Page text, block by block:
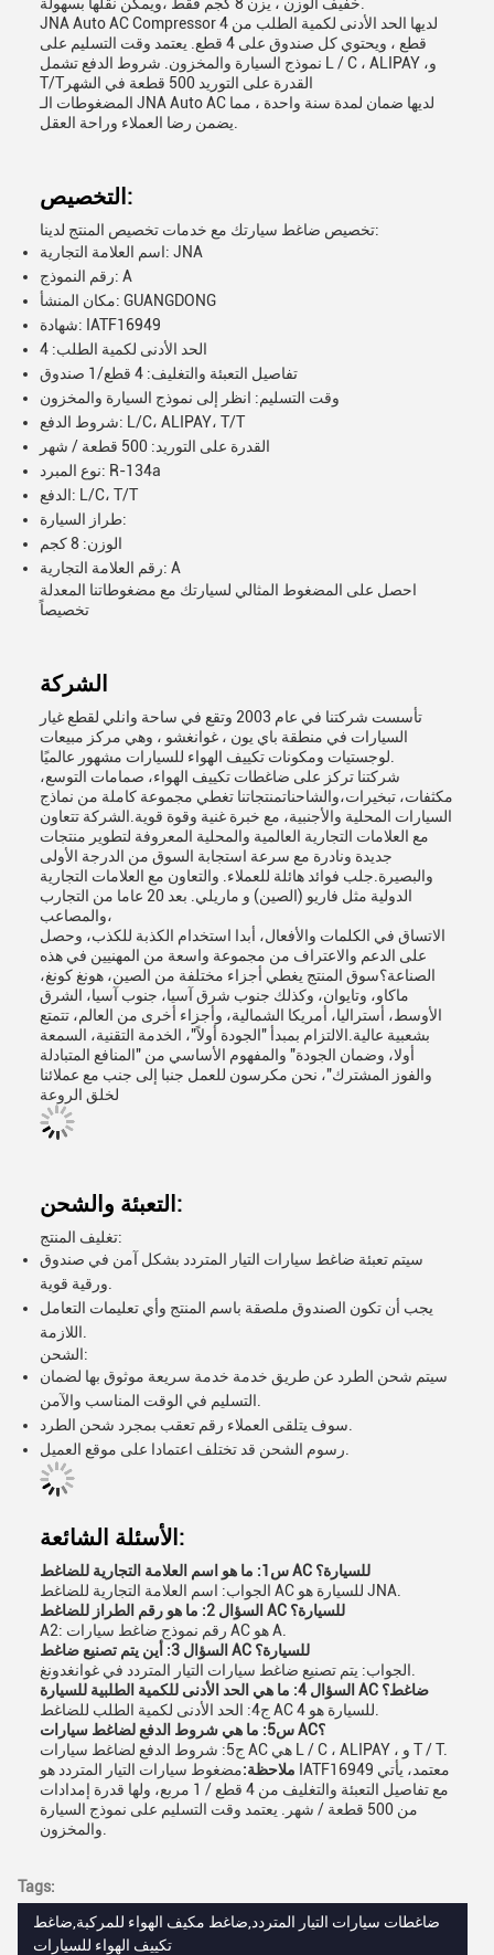
JNA Auto AC Compressor لديها الحد الأدنى لكمية الطلب من 4
قطع ، ويحتوي كل صندوق على 4 قطع. يعتمد وقت التسليم على
نموذج السيارة والمخزون. شروط الدفع تشمل L / C ، ALIPAY ،و
T/Tالقدرة على التوريد 500 قطعة في الشهر
المضغوطات الـ JNA Auto AC لديها ضمان لمدة سنة واحدة ، مما
التخصيص:
تخصيص ضاغط سيارتك مع خدمات تخصيص المنتج لدينا:
اسم العلامة التجارية: JNA
رقم النموذج: A
مكان المنشأ: GUANGDONG
شهادة: IATF16949
الحد الأدنى لكمية الطلب: 4
تفاصيل التعبئة والتغليف: 4 قطع/1 صندوق
وقت التسليم: انظر إلى نموذج السيارة والمخزون
شروط الدفع: L/C، ALIPAY، T/T
القدرة على التوريد: 500 قطعة / شهر
نوع المبرد: R-134a
الدفع: L/C، T/T
طراز السيارة:
الوزن: 8 كجم
رقم العلامة التجارية: A
احصل على المضغوط المثالي لسيارتك مع مضغوطاتنا المعدلة
تخصيصاً
الشركة
تأسست شركتنا في عام 2003 وتقع في ساحة وانلي لقطع غيار
السيارات في منطقة باي يون ، غوانغشو ، وهي مركز مبيعات
شركتنا تركز على ضاغطات تكييف الهواء، صمامات التوسع،
مكثفات، تبخيرات،والشاحناتمنتجاتنا تغطي مجموعة كاملة من نماذج
السيارات المحلية والأجنبية، مع خبرة غنية وقوة قوية.الشركة تتعاون
مع العلامات التجارية العالمية والمحلية المعروفة لتطوير منتجات
جديدة ونادرة مع سرعة استجابة السوق من الدرجة الأولى
والبصيرة.جلب فوائد هائلة للعملاء. والتعاون مع العلامات التجارية
الدولية مثل فاريو (الصين) و ماريلي. بعد 20 عاما من التجارب
والمصاعب،
الاتساق في الكلمات والأفعال، أبدا استخدام الكذبة للكذب، وحصل
على الدعم والاعتراف من مجموعة واسعة من المهنيين في هذه
الصناعة؟سوق المنتج يغطي أجزاء مختلفة من الصين، هونغ كونغ،
ماكاو، وتايوان، وكذلك جنوب شرق آسيا، جنوب آسيا، الشرق
الأوسط، أستراليا، أمريكا الشمالية، وأجزاء أخرى من العالم، تتمتع
بشعبية عالية.الالتزام بمبدأ "الجودة أولاً"، الخدمة التقنية، السمعة
أولا، وضمان الجودة" والمفهوم الأساسي من "المنافع المتبادلة
والفوز المشترك"، نحن مكرسون للعمل جنبا إلى جنب مع عملائنا
لخلق الروعة
التعبئة والشحن:
تغليف المنتج:
سيتم تعبئة ضاغط سيارات التيار المتردد بشكل آمن في صندوق
يجب أن تكون الصندوق ملصقة باسم المنتج وأي تعليمات التعامل
الشحن:
سيتم شحن الطرد عن طريق خدمة خدمة سريعة موثوق بها لضمان
الأسئلة الشائعة:
س1: ما هو اسم العلامة التجارية للضاغط AC للسيارة؟
الجواب: اسم العلامة التجارية للضاغط AC للسيارة هو JNA.
السؤال 2: ما هو رقم الطراز للضاغط AC للسيارة؟
A2: رقم نموذج ضاغط سيارات AC هو A.
السؤال 3: أين يتم تصنيع ضاغط AC للسيارة؟
السؤال 4: ما هي الحد الأدنى للكمية الطلبية للسيارة AC ضاغط؟
س5: ما هي شروط الدفع لضاغط سيارات AC؟
ج5: شروط الدفع لضاغط سيارات AC هي L / C ، ALIPAY ، و T / T.
ملاحظة:مضغوط سيارات التيار المتردد هو IATF16949 معتمد، يأتي
مع تفاصيل التعبئة والتغليف من 4 قطع / 1 مربع، ولها قدرة إمدادات
من 500 قطعة / شهر. يعتمد وقت التسليم على نموذج السيارة
Tags:
ضاغطات سيارات التيار المتردد,ضاغط مكيف الهواء للمركبة,ضاغط
تكييف الهواء للسيارات